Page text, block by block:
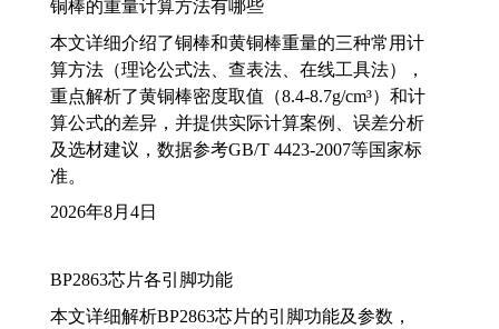
铜棒的重量计算方法有哪些
本文详细介绍了铜棒和黄铜棒重量的三种常用计
算方法（理论公式法、查表法、在线工具法），
重点解析了黄铜棒密度取值（8.4-8.7g/cm³）和计
算公式的差异，并提供实际计算案例、误差分析
及选材建议，数据参考GB/T 4423-2007等国家标
准。
2026年8月4日
BP2863芯片各引脚功能
本文详细解析BP2863芯片的引脚功能及参数，